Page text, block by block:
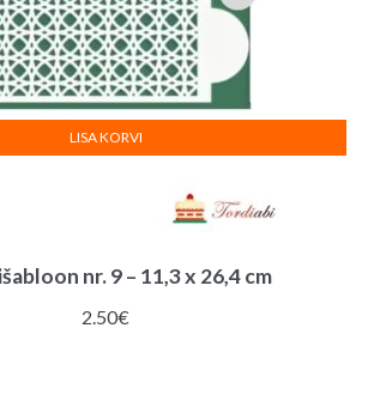
nr. 9 – 11,3 x 26,4 cm
2.50€
LISA KORVI